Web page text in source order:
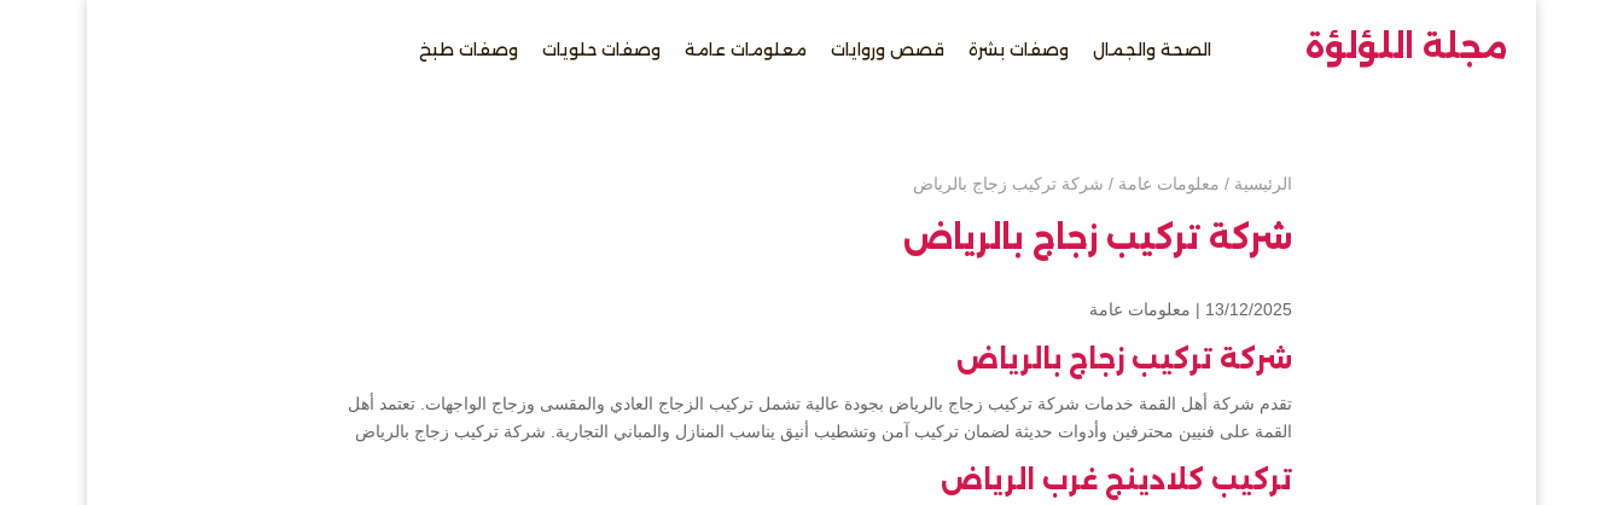
مجلة اللؤلؤة الصحة والجمال وصفات بشرة قصص وروايات معلومات عامة وصفات حلويات وصفات طبخ
الرئيسية / معلومات عامة / شركة تركيب زجاج بالرياض
شركة تركيب زجاج بالرياض
13/12/2025 | معلومات عامة
شركة تركيب زجاج بالرياض
تقدم شركة أهل القمة خدمات شركة تركيب زجاج بالرياض بجودة عالية تشمل تركيب الزجاج العادي والمقسى وزجاج الواجهات. تعتمد أهل
القمة على فنيين محترفين وأدوات حديثة لضمان تركيب آمن وتشطيب أنيق يناسب المنازل والمباني التجارية. شركة تركيب زجاج بالرياض
تركيب كلادينج غرب الرياض